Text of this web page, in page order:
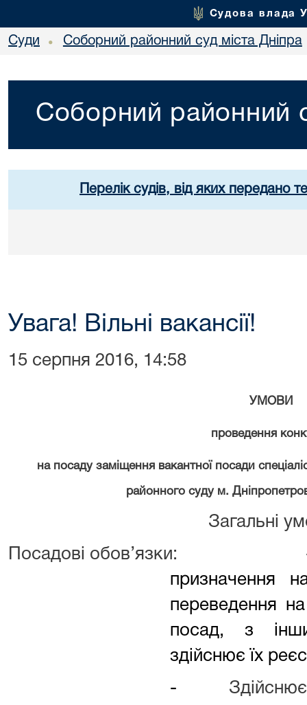
Судова влада
Суди • Соборний районний суд міста Дніпра
Соборний районний
Перелік судів, від яких передано
Увага! Вільні вакансії!
15 серпня 2016, 14:58
УМОВИ
проведення
на посаду заміщення вакантної посади
районного суду м.
Загальні
Посадові обов’язки:
призначення
переведення
посад, з
здійснює їх
-